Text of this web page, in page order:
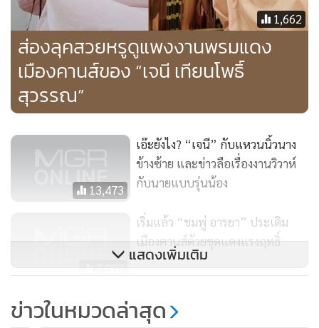
Spotted Janie Thienphosuvan @janienineeleven making the
@festivaldecannes wearing #privatePOEMcouture
@POEMcouture @POEM_official nude-pink taffeta silk
billowing dress #Cannes2018 #CannesFilmFestival
#POEMbkk
1,662
ส่องลุคสวยหรูดูแพงงานพรมแดง
เมืองคานส์ของ “เจนี เทียนโพธิ์
สุวรรณ”
13,473
เอ๊ะยังไง? “เจนี” กับแหวนนิ้วนาง
ข้างซ้าย และข่าวลือเรื่องงานวิวาห์
กับนายแบบรุ่นน้อง
7,007
เริ่มแล้ว “ชมพู่ อารยา” ประเดิม
เมืองคานส์ด้วยชุดแดงแรงฤทธิ์
งานปาร์ตี้คืนแรกเมืองคานส์
แสดงเพิ่มเติม
ข่าวในหมวดล่าสุด